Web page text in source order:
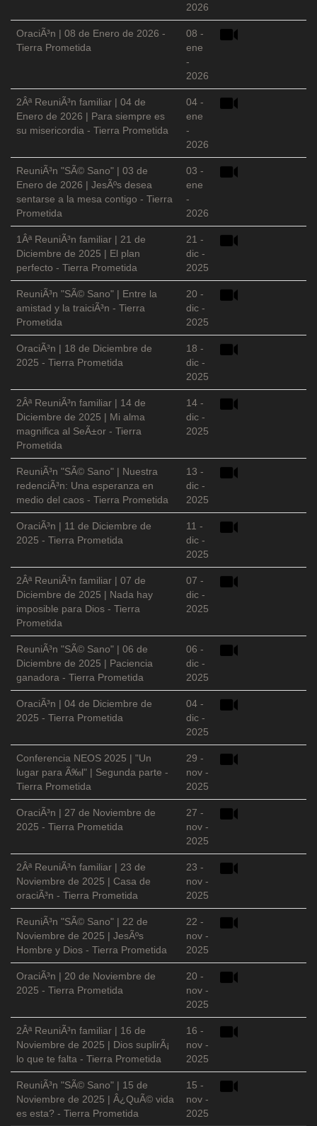
2026
OraciÃ³n | 08 de Enero de 2026 -
Tierra Prometida
08 -
ene
-
2026
2Âª ReuniÃ³n familiar | 04 de
Enero de 2026 | Para siempre es
su misericordia - Tierra Prometida
04 -
ene
-
2026
ReuniÃ³n "SÃ© Sano" | 03 de
Enero de 2026 | JesÃºs desea
sentarse a la mesa contigo - Tierra
Prometida
03 -
ene
-
2026
1Âª ReuniÃ³n familiar | 21 de
Diciembre de 2025 | El plan
perfecto - Tierra Prometida
21 -
dic -
2025
ReuniÃ³n "SÃ© Sano" | Entre la
amistad y la traiciÃ³n - Tierra
Prometida
20 -
dic -
2025
OraciÃ³n | 18 de Diciembre de
2025 - Tierra Prometida
18 -
dic -
2025
2Âª ReuniÃ³n familiar | 14 de
Diciembre de 2025 | Mi alma
magnifica al SeÃ±or - Tierra
Prometida
14 -
dic -
2025
ReuniÃ³n "SÃ© Sano" | Nuestra
redenciÃ³n: Una esperanza en
medio del caos - Tierra Prometida
13 -
dic -
2025
OraciÃ³n | 11 de Diciembre de
2025 - Tierra Prometida
11 -
dic -
2025
2Âª ReuniÃ³n familiar | 07 de
Diciembre de 2025 | Nada hay
imposible para Dios - Tierra
Prometida
07 -
dic -
2025
ReuniÃ³n "SÃ© Sano" | 06 de
Diciembre de 2025 | Paciencia
ganadora - Tierra Prometida
06 -
dic -
2025
OraciÃ³n | 04 de Diciembre de
2025 - Tierra Prometida
04 -
dic -
2025
Conferencia NEOS 2025 | "Un
lugar para Ã‰l" | Segunda parte -
Tierra Prometida
29 -
nov -
2025
OraciÃ³n | 27 de Noviembre de
2025 - Tierra Prometida
27 -
nov -
2025
2Âª ReuniÃ³n familiar | 23 de
Noviembre de 2025 | Casa de
oraciÃ³n - Tierra Prometida
23 -
nov -
2025
ReuniÃ³n "SÃ© Sano" | 22 de
Noviembre de 2025 | JesÃºs
Hombre y Dios - Tierra Prometida
22 -
nov -
2025
OraciÃ³n | 20 de Noviembre de
2025 - Tierra Prometida
20 -
nov -
2025
2Âª ReuniÃ³n familiar | 16 de
Noviembre de 2025 | Dios suplirÃ¡
lo que te falta - Tierra Prometida
16 -
nov -
2025
ReuniÃ³n "SÃ© Sano" | 15 de
Noviembre de 2025 | Â¿QuÃ© vida
es esta? - Tierra Prometida
15 -
nov -
2025